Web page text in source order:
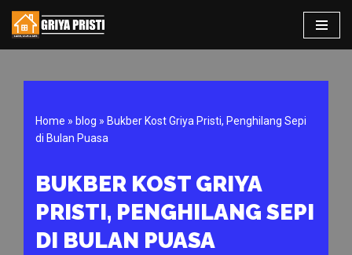
Skip
content
Home » blog » Bukber Kost Griya Pristi, Penghilang Sepi
di Bulan Puasa
BUKBER KOST GRIYA
PRISTI, PENGHILANG SEPI
DI BULAN PUASA